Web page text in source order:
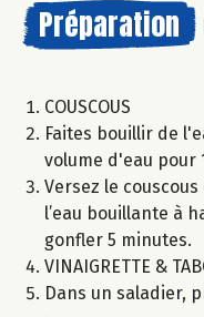
Préparation
COUSCOUS
Faites bouillir de
volume d'eau pour
Versez le
l’eau bouillante à
gonfler 5 minutes.
VINAIGRETTE &
Dans un saladier,